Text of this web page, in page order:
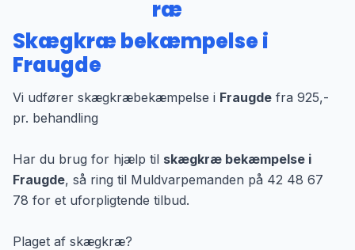
Skægkræ bekæmpelse i
Fraugde
Vi udfører skægkræbekæmpelse i Fraugde fra 925,-
pr. behandling
Har du brug for hjælp til skægkræ bekæmpelse i
Fraugde, så ring til Muldvarpemanden på 42 48 67
78 for et uforpligtende tilbud.
Plaget af skægkræ?